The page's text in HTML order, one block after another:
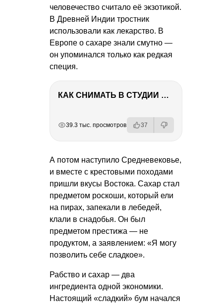
человечество считало её экзотикой.
В Древней Индии тростник
использовали как лекарство. В
Европе о сахаре знали смутно —
он упоминался только как редкая
специя.
КАК СНИМАТЬ В СТУДИИ СО ВСПЫШКАМИ
39.3 тыс. просмотров 37
А потом наступило Средневековье,
и вместе с крестовыми походами
пришли вкусы Востока. Сахар стал
предметом роскоши, который ели
на пирах, запекали в лебедей,
клали в снадобья. Он был
предметом престижа — не
продуктом, а заявлением: «Я могу
позволить себе сладкое».
Рабство и сахар — два
ингредиента одной экономики.
Настоящий «сладкий» бум начался